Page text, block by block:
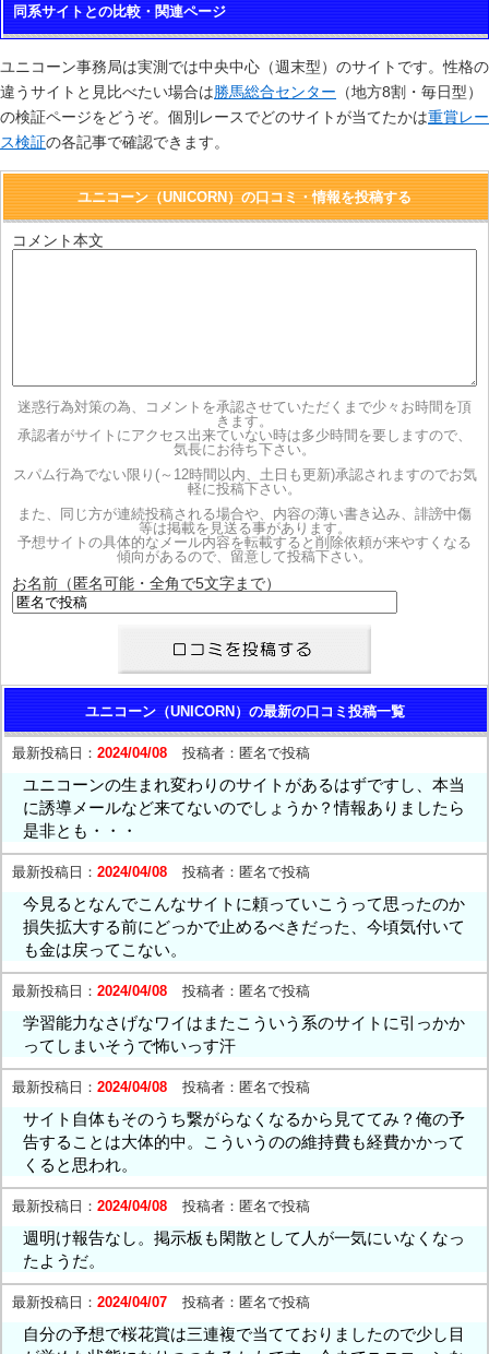
同系サイトとの比較・関連ページ
ユニコーン事務局は実測では中央中心（週末型）のサイトです。性格の
違うサイトと見比べたい場合は勝馬総合センター （地方8割・毎日型）
の検証ページをどうぞ。個別レースでどのサイトが当てたかは重賞レー
ス検証の各記事で確認できます。
ユニコーン（UNICORN）の口コミ・情報を投稿する
コメント本文
迷惑行為対策の為、コメントを承認させていただくまで少々お時間を頂
きます。
承認者がサイトにアクセス出来ていない時は多少時間を要しますので、
気長にお待ち下さい。
スパム行為でない限り(～12時間以内、土日も更新)承認されますのでお気
軽に投稿下さい。
また、同じ方が連続投稿される場合や、内容の薄い書き込み、誹謗中傷
等は掲載を見送る事があります。
予想サイトの具体的なメール内容を転載すると削除依頼が来やすくなる
傾向があるので、留意して投稿下さい。
お名前（匿名可能・全角で5文字まで）
ユニコーン（UNICORN）の最新の口コミ投稿一覧
最新投稿日： 2024/04/08 投稿者： 匿名で投稿
ユニコーンの生まれ変わりのサイトがあるはずですし、本当
に誘導メールなど来てないのでしょうか？情報ありましたら
是非とも・・・
最新投稿日： 2024/04/08 投稿者： 匿名で投稿
今見るとなんでこんなサイトに頼っていこうって思ったのか
損失拡大する前にどっかで止めるべきだった、今頃気付いて
も金は戻ってこない。
最新投稿日： 2024/04/08 投稿者： 匿名で投稿
学習能力なさげなワイはまたこういう系のサイトに引っかか
ってしまいそうで怖いっす汗
最新投稿日： 2024/04/08 投稿者： 匿名で投稿
サイト自体もそのうち繋がらなくなるから見ててみ？俺の予
告することは大体的中。こういうのの維持費も経費かかって
くると思われ。
最新投稿日： 2024/04/08 投稿者： 匿名で投稿
週明け報告なし。掲示板も閑散として人が一気にいなくなっ
たようだ。
最新投稿日： 2024/04/07 投稿者： 匿名で投稿
自分の予想で桜花賞は三連複で当てておりましたので少し目